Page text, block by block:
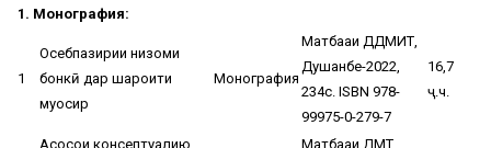
1. Монография:
1
Осебпазирии низоми
бонкӣ дар шароити
муосир
Монография
Матбааи ДДМИТ,
Душанбе-2022,
234с. ISBN 978-
99975-0-279-7
16,7
ҷ.ч.
Асосҳои консептуалию Матбааи ДМТ,